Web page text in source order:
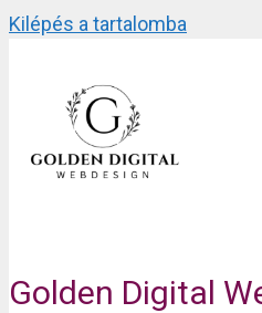
Kilépés a tartalomba
Golden Digital